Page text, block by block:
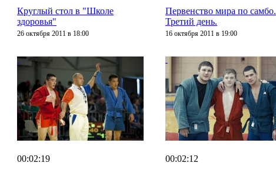
Круглый стол в "Школе
здоровья"
26 октября 2011 в 18:00
Первенство мира по самбо.
Третий день.
16 октября 2011 в 19:00
00:02:19 00:02:12